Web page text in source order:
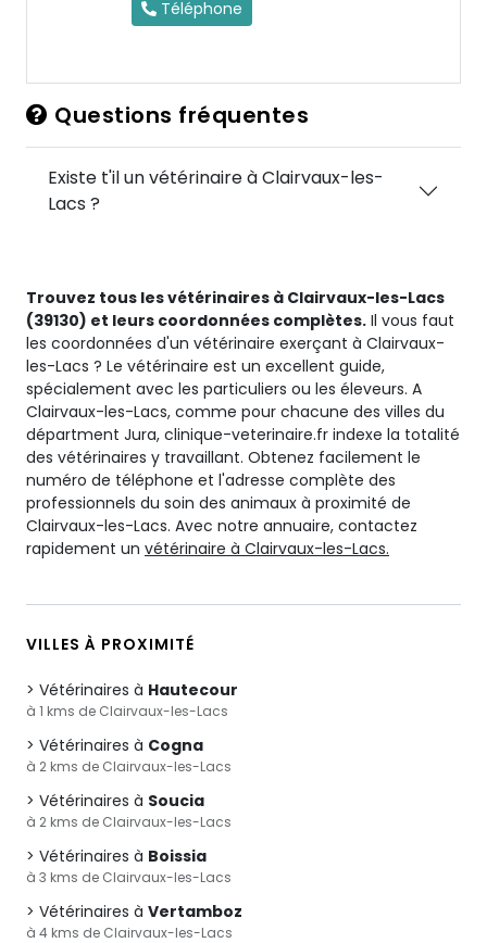
Téléphone
Questions fréquentes
Existe t'il un vétérinaire à Clairvaux-les-
Lacs ?
Trouvez tous les vétérinaires à Clairvaux-les-Lacs
(39130) et leurs coordonnées complètes. Il vous faut
les coordonnées d'un vétérinaire exerçant à Clairvaux-
les-Lacs ? Le vétérinaire est un excellent guide,
spécialement avec les particuliers ou les éleveurs. A
Clairvaux-les-Lacs, comme pour chacune des villes du
départment Jura, clinique-veterinaire.fr indexe la totalité
des vétérinaires y travaillant. Obtenez facilement le
numéro de téléphone et l'adresse complète des
professionnels du soin des animaux à proximité de
Clairvaux-les-Lacs. Avec notre annuaire, contactez
rapidement un vétérinaire à Clairvaux-les-Lacs.
VILLES À PROXIMITÉ
Vétérinaires à Hautecour
à 1 kms de Clairvaux-les-Lacs
Vétérinaires à Cogna
à 2 kms de Clairvaux-les-Lacs
Vétérinaires à Soucia
à 2 kms de Clairvaux-les-Lacs
Vétérinaires à Boissia
à 3 kms de Clairvaux-les-Lacs
Vétérinaires à Vertamboz
à 4 kms de Clairvaux-les-Lacs